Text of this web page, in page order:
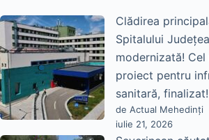
Clădirea
Spitalului
modernizată! Cel
proiect pentru
sanitară, finalizat!
de Actual Mehedinți
iulie 21, 2026